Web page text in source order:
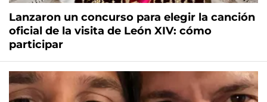
Lanzaron un concurso para elegir la canción
oficial de la visita de León XIV: cómo
participar